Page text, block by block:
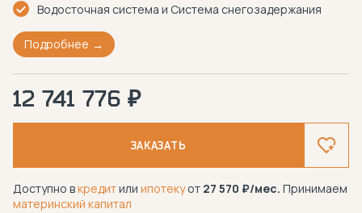
Водосточная система и Система снегозадержания
Подробнее
12 741 776 ₽
ЗАКАЗАТЬ
Доступно вкредитили ипотекуот 27 570 /мес. Принимаем
материнский капитал